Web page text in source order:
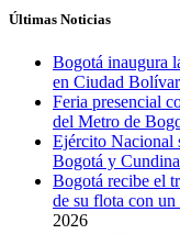
Últimas Noticias
Bogotá inaugura
en Ciudad
Feria presencial
del Metro de
Ejército Nacional
Bogotá y
Bogotá recibe el
de su flota con
2026